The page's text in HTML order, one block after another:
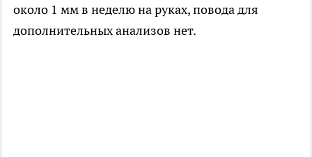
около 1 мм в неделю на руках, повода для
дополнительных анализов нет.